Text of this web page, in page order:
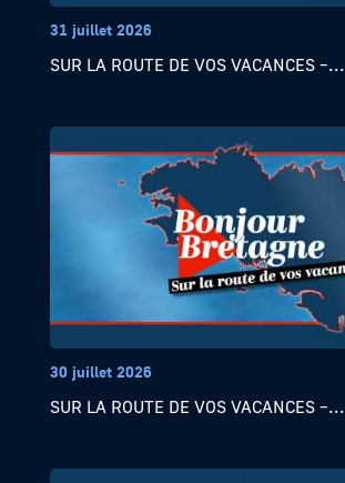
31 juillet 2026
SUR LA ROUTE DE VOS VACANCES –...
30 juillet 2026
SUR LA ROUTE DE VOS VACANCES –...